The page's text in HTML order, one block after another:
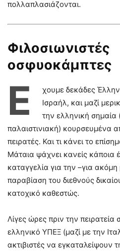
πολλαπλασιάζονται.
Φιλοσιωνιστές
οσφυοκάμπτες
Έ
χουμε δεκάδες
Ισραήλ, και μαζί
την ελληνική σημαία
παλαιστινιακή) κουρσευμένα
πειρατές. Και τι κάνει το
Μάταια ψάχνει κανείς κάποια
καταγγελία για την –για
παραβίαση του διεθνούς
κατοχικό καθεστώς.
Λίγες ώρες πριν την πειρατεία
ελληνικό ΥΠΕΞ (μαζί με την
ακτιβιστές να εγκαταλείψουν